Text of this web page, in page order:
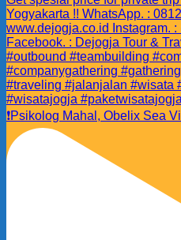
❗️Psikolog Mahal, Obelix Sea